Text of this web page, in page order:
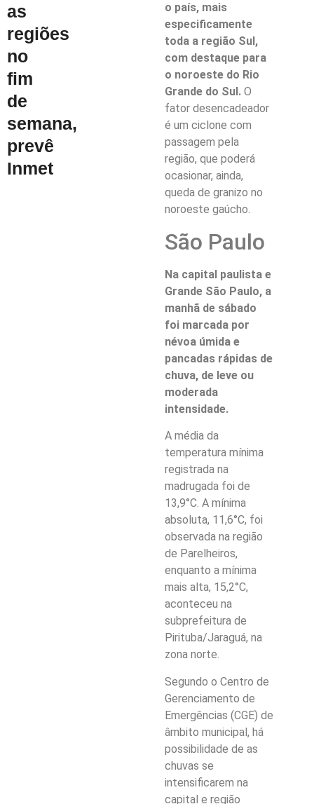
as
regiões
no
fim
de
semana,
prevê
Inmet
o país, mais
especificamente
toda a região Sul,
com destaque para
o noroeste do Rio
Grande do Sul.O
fator desencadeador
é um ciclone com
passagem pela
região, que poderá
ocasionar, ainda,
queda de granizo no
noroeste gaúcho.
São Paulo
Na capital paulista e
Grande São Paulo, a
manhã de sábado
foi marcada por
névoa úmida e
pancadas rápidas de
chuva, de leve ou
moderada
intensidade.
A média da
temperatura mínima
registrada na
madrugada foi de
13,9°C. A mínima
absoluta, 11,6°C, foi
observada na região
de Parelheiros,
enquanto a mínima
mais alta, 15,2°C,
aconteceu na
subprefeitura de
Pirituba/Jaraguá, na
zona norte.
Segundo o Centro de
Gerenciamento de
Emergências (CGE) de
âmbito municipal, há
possibilidade de as
chuvas se
intensificarem na
capital e região